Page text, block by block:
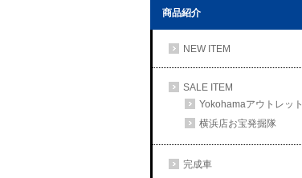
商品紹介
NEW ITEM
SALE ITEM
Yokohamaアウトレット
横浜店お宝発掘隊
完成車